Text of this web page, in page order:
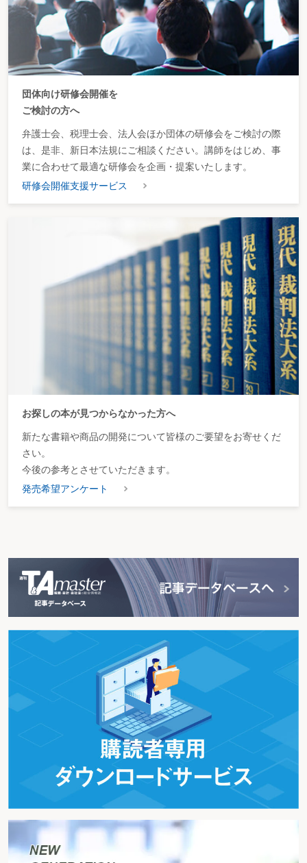
団体向け研修会開催を
ご検討の方へ
弁護士会、税理士会、法人会ほか団体の研修会をご検討の際
は、是非、新日本法規にご相談ください。講師をはじめ、事
業に合わせて最適な研修会を企画・提案いたします。
研修会開催支援サービス
お探しの本が見つからなかった方へ
新たな書籍や商品の開発について皆様のご要望をお寄せくだ
さい。
今後の参考とさせていただきます。
発売希望アンケート